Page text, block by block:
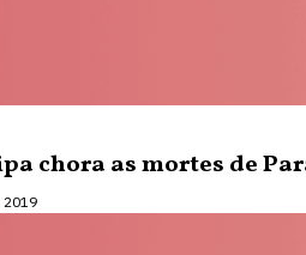
chora as mortes de
2019